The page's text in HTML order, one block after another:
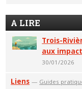
A LIRE
Trois-
aux
30/01/2026
Liens — Guides